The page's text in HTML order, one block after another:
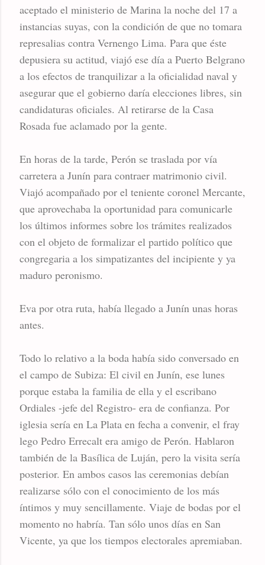
aceptado el ministerio de Marina la noche del 17 a
instancias suyas, con la condición de que no tomara
represalias contra Vernengo Lima. Para que éste
depusiera su actitud, viajó ese día a Puerto Belgrano
a los efectos de tranquilizar a la oficialidad naval y
asegurar que el gobierno daría elecciones libres, sin
candidaturas oficiales. Al retirarse de la Casa
Rosada fue aclamado por la gente.
En horas de la tarde, Perón se traslada por vía
carretera a Junín para contraer matrimonio civil.
Viajó acompañado por el teniente coronel Mercante,
que aprovechaba la oportunidad para comunicarle
los últimos informes sobre los trámites realizados
con el objeto de formalizar el partido político que
congregaria a los simpatizantes del incipiente y ya
maduro peronismo.
Eva por otra ruta, había llegado a Junín unas horas
antes.
Todo lo relativo a la boda había sido conversado en
el campo de Subiza: El civil en Junín, ese lunes
porque estaba la familia de ella y el escribano
Ordiales -jefe del Registro- era de confianza. Por
iglesia sería en La Plata en fecha a convenir, el fray
lego Pedro Errecalt era amigo de Perón. Hablaron
también de la Basílica de Luján, pero la visita sería
posterior. En ambos casos las ceremonias debían
realizarse sólo con el conocimiento de los más
íntimos y muy sencillamente. Viaje de bodas por el
momento no habría. Tan sólo unos días en San
Vicente, ya que los tiempos electorales apremiaban.